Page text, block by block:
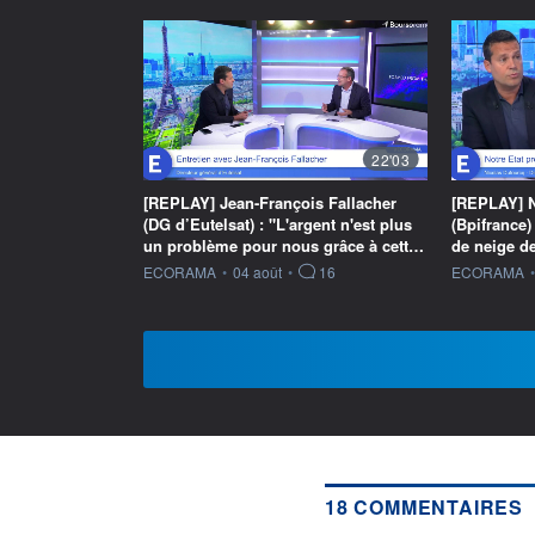
22'03
[REPLAY] Jean-François Fallacher
(DG d’Eutelsat) : "L'argent n'est plus
un problème pour nous grâce à cett…
information fournie par
ECORAMA • 04 août • 16
[REPLAY]
de neige
information
ECORAMA •
18 COMMENTAIRES